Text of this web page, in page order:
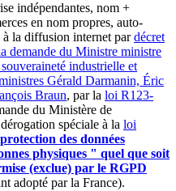
indépendantes, nom +
en nom propres, auto-
à la diffusion internet pardécret
demande du Ministre ministre
industrielle et
Gérald Darmanin, Éric
Braun, par la loi R123-
du Ministère de
spéciale à la loi
des données
physiques " quel que soit
(exclue) par le RGPD
adopté par la France).